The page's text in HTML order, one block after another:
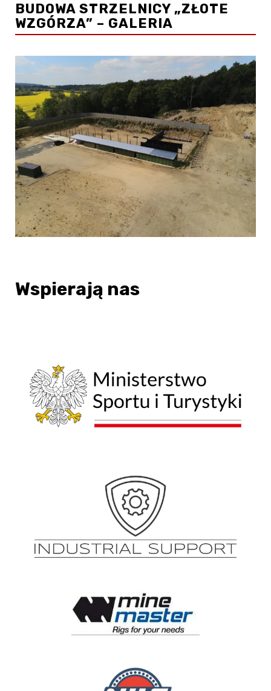
BUDOWA STRZELNICY „ZŁOTE
WZGÓRZA” – GALERIA
Wspierają nas